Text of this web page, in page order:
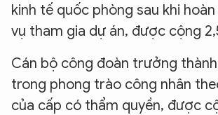
kinh tế quốc phòng sau khi
vụ tham gia dự án, được cộng
Cán bộ công đoàn trưởng
trong phong trào công nhân
của cấp có thẩm quyền, được